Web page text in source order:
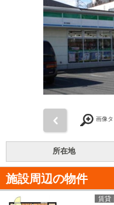
画像
所在地
施設周辺の物件
賃貸